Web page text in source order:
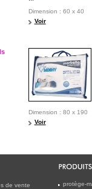
Dimension : 60 x 40
Voir
Dimension : 80 x 190
Voir
de vente
protège-